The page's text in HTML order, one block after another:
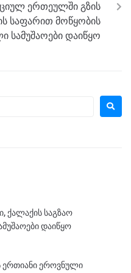
ერთეულში გზის
საფარით მოწყობის
სამუშაოები დაიწყო
ქალაქის საგზაო
დაიწყო
ერთიანი ეროვნული